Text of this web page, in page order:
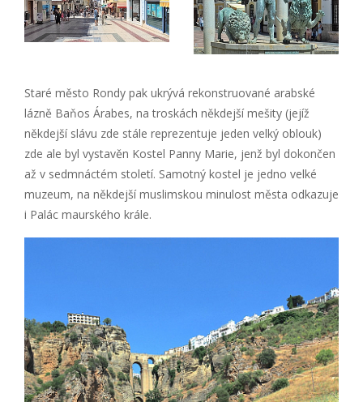
Staré město Rondy pak ukrývá rekonstruované arabské
lázně Baňos Árabes, na troskách někdejší mešity (jejíž
někdejší slávu zde stále reprezentuje jeden velký oblouk)
zde ale byl vystavěn Kostel Panny Marie, jenž byl dokončen
až v sedmnáctém století. Samotný kostel je jedno velké
muzeum, na někdejší muslimskou minulost města odkazuje
i Palác maurského krále.